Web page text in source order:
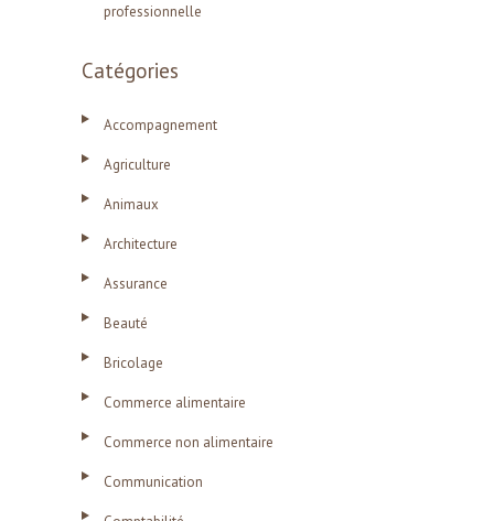
professionnelle
Catégories
Accompagnement
Agriculture
Animaux
Architecture
Assurance
Beauté
Bricolage
Commerce alimentaire
Commerce non alimentaire
Communication